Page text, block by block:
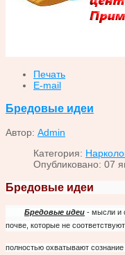
Печать
E-mail
Бредовые идеи
Автор: Admin
Категория:
Опубликовано: 07
Бредовые идеи
Бредовые идеи - мысли и
почве, которые не
полностью охватывают